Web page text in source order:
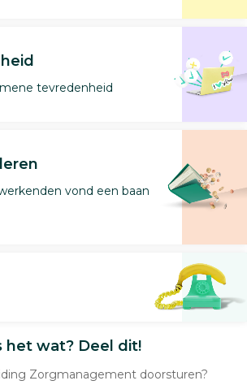
tevredenheid
vond een baan
het wat? Deel dit!
Zorgmanagement doorsturen?